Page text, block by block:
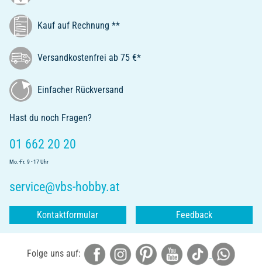
Kauf auf Rechnung **
Versandkostenfrei ab 75 €*
Einfacher Rückversand
Hast du noch Fragen?
01 662 20 20
Mo.-Fr. 9 - 17 Uhr
service@vbs-hobby.at
Kontaktformular Feedback
Folge uns auf: